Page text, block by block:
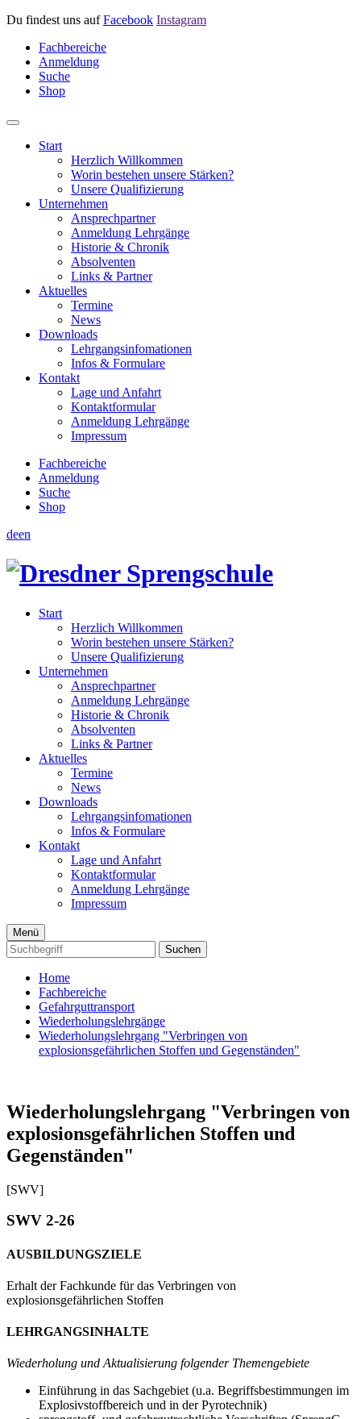
Du findest uns aufFacebook Instagram
Fachbereiche
Anmeldung
Suche
Shop
Start
Herzlich Willkommen
Worin bestehen unsere Stärken?
Unsere Qualifizierung
Unternehmen
Ansprechpartner
Anmeldung Lehrgänge
Historie & Chronik
Absolventen
Links & Partner
Aktuelles
Termine
News
Downloads
Lehrgangsinfomationen
Infos & Formulare
Kontakt
Lage und Anfahrt
Kontaktformular
Anmeldung Lehrgänge
Impressum
Fachbereiche
Anmeldung
Suche
Shop
deen
Start
Herzlich Willkommen
Worin bestehen unsere Stärken?
Unsere Qualifizierung
Unternehmen
Ansprechpartner
Anmeldung Lehrgänge
Historie & Chronik
Absolventen
Links & Partner
Aktuelles
Termine
News
Downloads
Lehrgangsinfomationen
Infos & Formulare
Kontakt
Lage und Anfahrt
Kontaktformular
Anmeldung Lehrgänge
Impressum
Menü
Suchen
Home
Fachbereiche
Gefahrguttransport
Wiederholungslehrgänge
Wiederholungslehrgang "Verbringen von
explosionsgefährlichen Stoffen und Gegenständen"
Wiederholungslehrgang "Verbringen von
explosionsgefährlichen Stoffen und
Gegenständen"
[SWV]
SWV 2-26
AUSBILDUNGSZIELE
Erhalt der Fachkunde für das Verbringen von
explosionsgefährlichen Stoffen
LEHRGANGSINHALTE
Wiederholung und Aktualisierung folgender Themengebiete
Einführung in das Sachgebiet (u.a. Begriffsbestimmungen im
Explosivstoffbereich und in der Pyrotechnik)